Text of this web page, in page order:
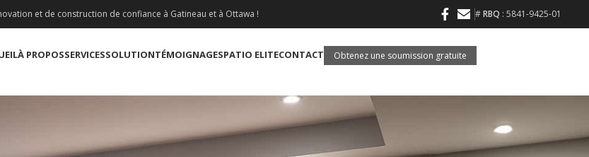
et de construction de confiance à Gatineau et à Ottawa ! #RBQ : 5841-9425-01
À PROPOSSERVICESSOLUTIONTÉMOIGNAGESPATIO ELITECONTACT Obtenez une soumission gratuite